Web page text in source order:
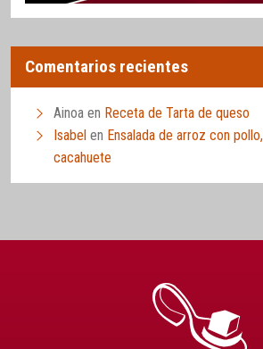
Comentarios recientes
Ainoa en Receta de Tarta de queso
Isabel en Ensalada de arroz con
cacahuete